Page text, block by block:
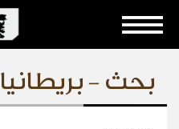
بحث - بريطانيا